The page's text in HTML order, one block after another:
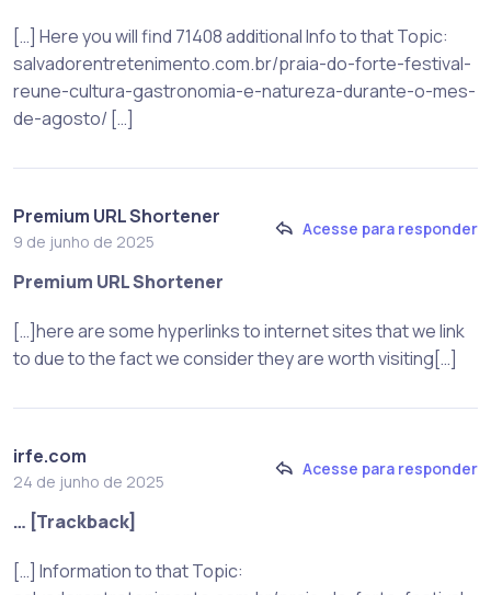
[…] Here you will find 71408 additional Info to that Topic:
salvadorentretenimento.com.br/praia-do-forte-festival-
reune-cultura-gastronomia-e-natureza-durante-o-mes-
de-agosto/ […]
Premium URL Shortener
9 de junho de 2025
Acesse para responder
Premium URL Shortener
[…]here are some hyperlinks to internet sites that we link
to due to the fact we consider they are worth visiting[…]
irfe.com
24 de junho de 2025
Acesse para responder
… [Trackback]
[…] Information to that Topic: